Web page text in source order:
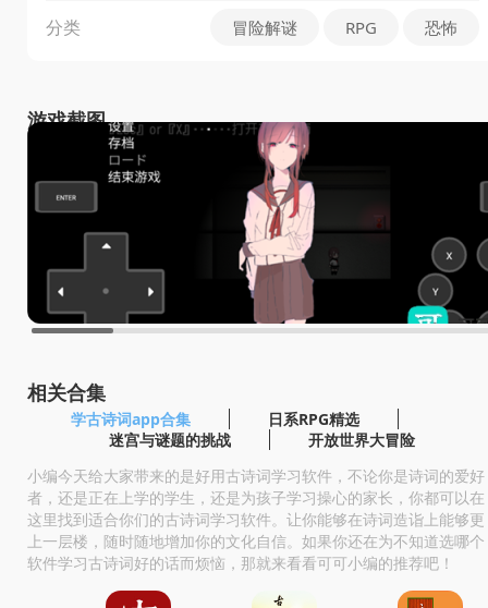
分类 冒险解谜 RPG 恐怖
游戏截图
相关合集
学古诗词app合集
日系RPG精选
迷宫与谜题的挑战
开放世界大冒险
小编今天给大家带来的是好用古诗词学习软件，不论你是诗词的爱好
者，还是正在上学的学生，还是为孩子学习操心的家长，你都可以在
这里找到适合你们的古诗词学习软件。让你能够在诗词造诣上能够更
上一层楼，随时随地增加你的文化自信。如果你还在为不知道选哪个
软件学习古诗词好的话而烦恼，那就来看看可可小编的推荐吧！